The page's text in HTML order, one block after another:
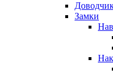
Замки